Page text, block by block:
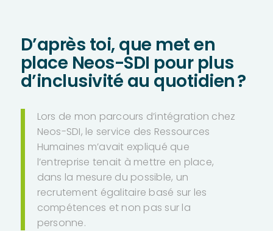
D’après toi, que met en
place Neos-SDI pour plus
d’inclusivité au quotidien ?
Lors de mon parcours d’intégration chez
Neos-SDI, le service des Ressources
Humaines m’avait expliqué que
l’entreprise tenait à mettre en place,
dans la mesure du possible, un
recrutement égalitaire basé sur les
compétences et non pas sur la
personne.